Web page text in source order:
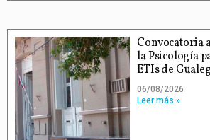
Convocatoria
la Psicología
ETIs de
06/08/2026
Leer más »